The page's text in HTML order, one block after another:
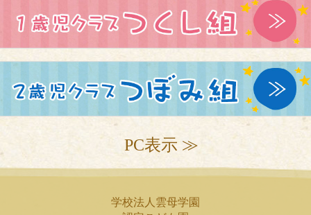
PC表示 ≫
学校法人雲母学園